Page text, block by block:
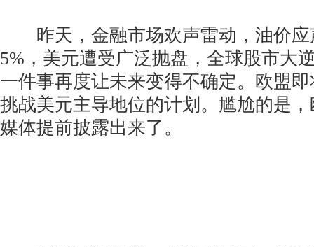
昨天，金融市场欢声雷动，油价应
5%，美元遭受广泛抛盘，全球股市大
一件事再度让未来变得不确定。欧盟
挑战美元主导地位的计划。尴尬的是
媒体提前披露出来了。